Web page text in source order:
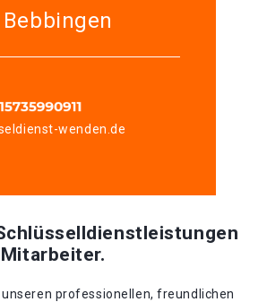
wenden.de
professionellen, freundlichen